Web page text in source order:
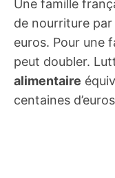
Une famille
de nourriture
euros. Pour une
peut doubler.
alimentaire
centaines